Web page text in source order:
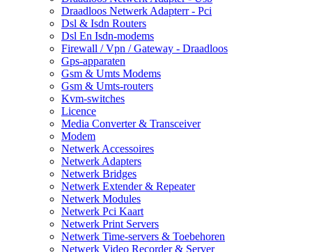
Draadloos Netwerk Adapterr - Pci
Dsl & Isdn Routers
Dsl En Isdn-modems
Firewall / Vpn / Gateway - Draadloos
Gps-apparaten
Gsm & Umts Modems
Gsm & Umts-routers
Kvm-switches
Licence
Media Converter & Transceiver
Modem
Netwerk Accessoires
Netwerk Adapters
Netwerk Bridges
Netwerk Extender & Repeater
Netwerk Modules
Netwerk Pci Kaart
Netwerk Print Servers
Netwerk Time-servers & Toebehoren
Netwerk Video Recorder & Server